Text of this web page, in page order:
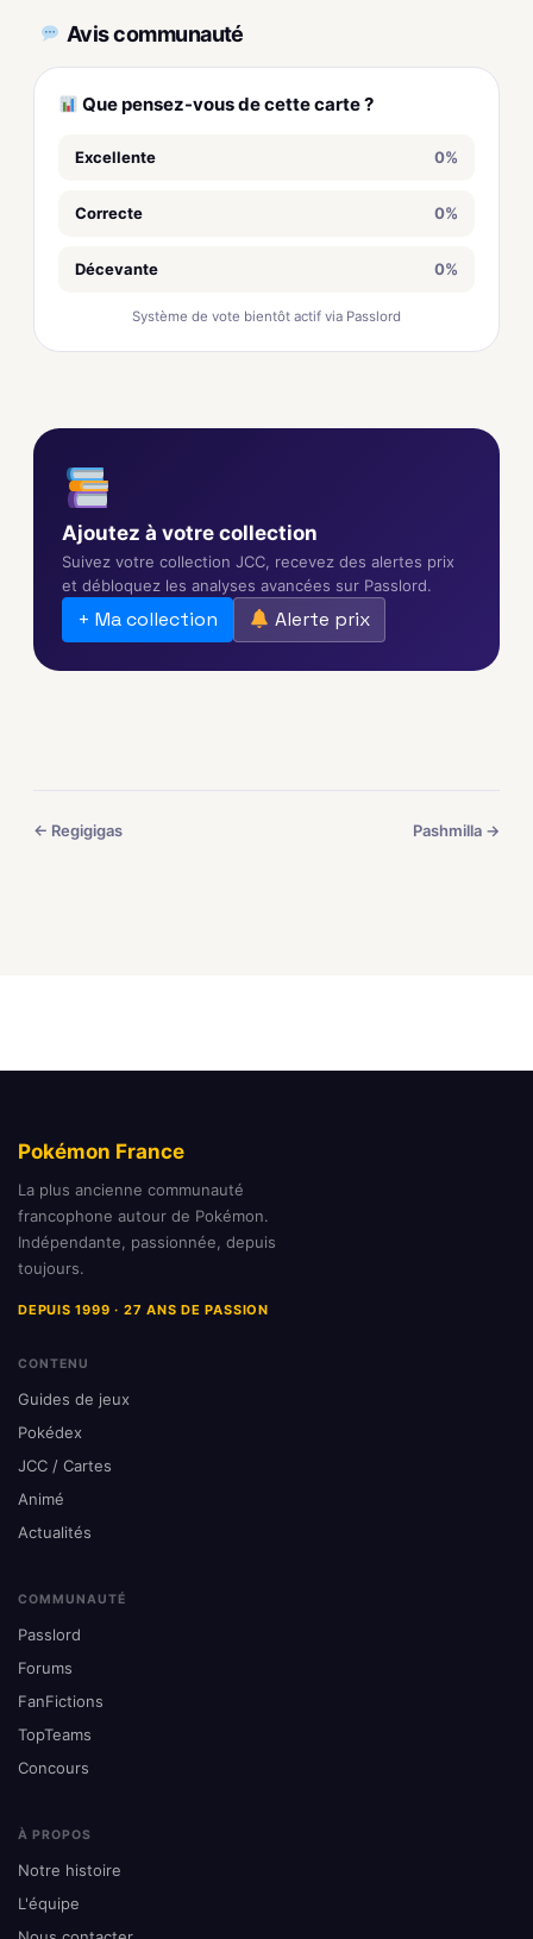
Avis communauté
Que pensez-vous de cette carte ?
Excellente 0%
Correcte 0%
Décevante 0%
Système de vote bientôt actif via Passlord
Ajoutez à votre collection
Suivez votre collection JCC, recevez des alertes prix
et débloquez les analyses avancées sur Passlord.
+ Ma collection Alerte prix
← Regigigas Pashmilla →
Pokémon France
La plus ancienne communauté
francophone autour de Pokémon.
Indépendante, passionnée, depuis
toujours.
DEPUIS 1999 · 27 ANS DE PASSION
CONTENU
Guides de jeux
Pokédex
JCC / Cartes
Animé
Actualités
COMMUNAUTÉ
Passlord
Forums
FanFictions
TopTeams
Concours
À PROPOS
Notre histoire
L'équipe